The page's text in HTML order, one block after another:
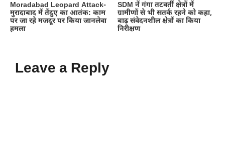
Moradabad Leopard Attack-
मुरादाबाद में तेंदुए का आतंक: काम
पर जा रहे मजदूर पर किया जानलेवा
हमला
SDM नें गंगा तटवर्ती क्षेत्रों में
ग्रामीणों से भी सतर्क रहने को कहा,
बाढ़ संवेदनशील क्षेत्रों का किया
निरीक्षण
Leave a Reply